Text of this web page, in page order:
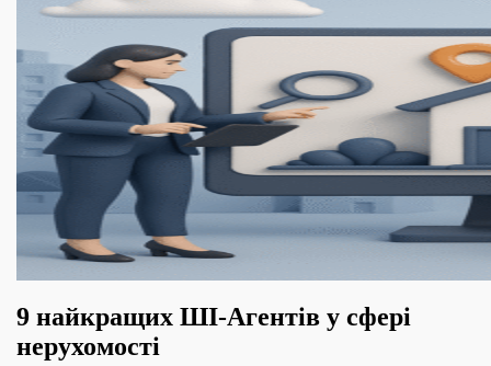
9 найкращих ШІ-Агентів у сфері
нерухомості